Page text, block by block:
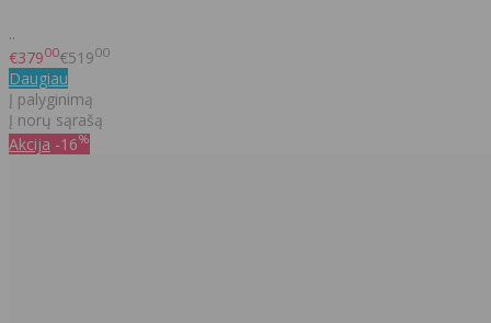
..
€37900€51900
Daugiau
Į palyginimą
Į norų sąrašą
Akcija -16%